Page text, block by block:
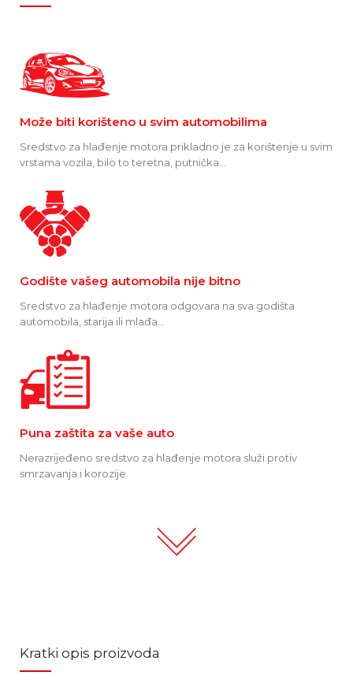
Može biti korišteno u svim automobilima
Sredstvo za hlađenje motora prikladno je za korištenje u svim
vrstama vozila, bilo to teretna, putnička...
Godište vašeg automobila nije bitno
Sredstvo za hlađenje motora odgovara na sva godišta
automobila, starija ili mlađa...
Puna zaštita za vaše auto
Nerazrijeđeno sredstvo za hlađenje motora služi protiv
smrzavanja i korozije.
Kratki opis proizvoda